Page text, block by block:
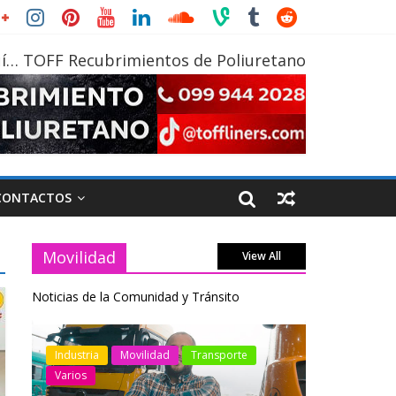
TOFF Recubrimientos de Poliuretano
Movilidad View All
Noticias de la Comunidad y Tránsito
Industria Movilidad
Transporte
Varios